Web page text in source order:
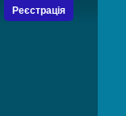
Реєстрація